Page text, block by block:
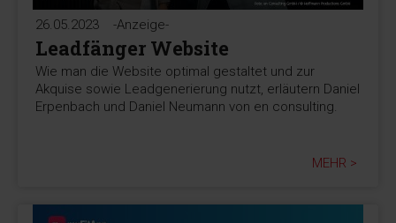
26.05.2023 -Anzeige-
Leadfänger Website
Wie man die Website optimal gestaltet und zur
Akquise sowie Leadgenerierung nutzt, erläutern Daniel
Erpenbach und Daniel Neumann von en consulting.
MEHR >